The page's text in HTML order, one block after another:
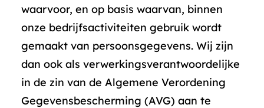
waarvoor, en op basis waarvan, binnen
onze bedrijfsactiviteiten gebruik wordt
gemaakt van persoonsgegevens. Wij zijn
dan ook als verwerkingsverantwoordelijke
in de zin van de Algemene Verordening
Gegevensbescherming (AVG) aan te